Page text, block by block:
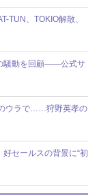
TUN、TOKIO解散、
騒動を回顧――公式サ
ウラで……狩野英孝の
セールスの背景に“初